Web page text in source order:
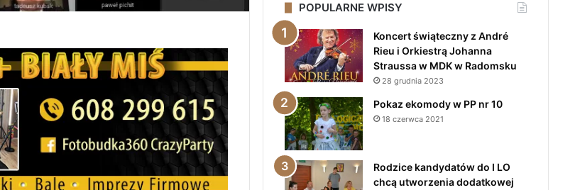
POPULARNE WPISY
Koncert świąteczny z André
Rieu i Orkiestrą Johanna
Straussa w MDK w Radomsku
28 grudnia 2023
Pokaz ekomody w PP nr 10
18 czerwca 2021
Rodzice kandydatów do I LO
chcą utworzenia dodatkowej